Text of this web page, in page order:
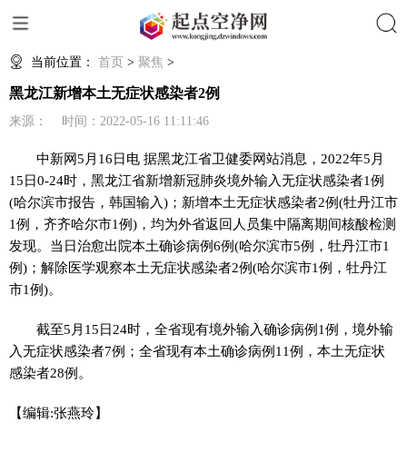
当前位置： 首页 > 聚焦 >
黑龙江新增本土无症状感染者2例
来源： 时间：2022-05-16 11:11:46
中新网5月16日电 据黑龙江省卫健委网站消息，2022年5月
15日0-24时，黑龙江省新增新冠肺炎境外输入无症状感染者1例
(哈尔滨市报告，韩国输入)；新增本土无症状感染者2例(牡丹江市
1例，齐齐哈尔市1例)，均为外省返回人员集中隔离期间核酸检测
发现。当日治愈出院本土确诊病例6例(哈尔滨市5例，牡丹江市1
例)；解除医学观察本土无症状感染者2例(哈尔滨市1例，牡丹江
市1例)。
截至5月15日24时，全省现有境外输入确诊病例1例，境外输
入无症状感染者7例；全省现有本土确诊病例11例，本土无症状
感染者28例。
【编辑:张燕玲】